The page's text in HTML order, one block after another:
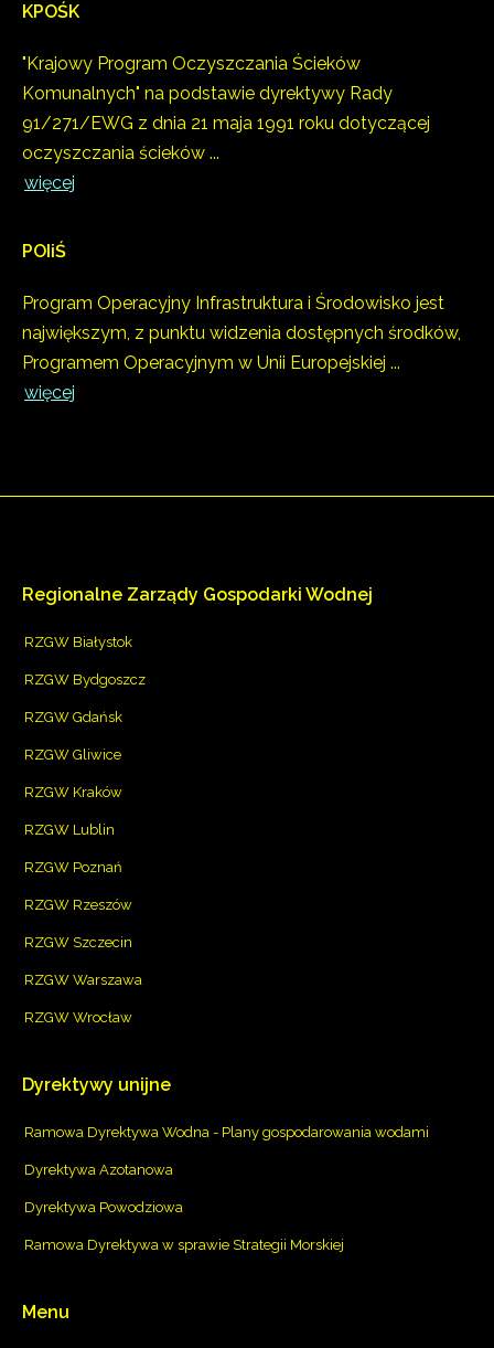
KPOŚK
"Krajowy Program Oczyszczania Ścieków
Komunalnych" na podstawie dyrektywy Rady
91/271/EWG z dnia 21 maja 1991 roku dotyczącej
oczyszczania ścieków ...
więcej
POIiŚ
Program Operacyjny Infrastruktura i Środowisko jest
największym, z punktu widzenia dostępnych środków,
Programem Operacyjnym w Unii Europejskiej ...
więcej
Regionalne Zarządy Gospodarki Wodnej
RZGW Białystok
RZGW Bydgoszcz
RZGW Gdańsk
RZGW Gliwice
RZGW Kraków
RZGW Lublin
RZGW Poznań
RZGW Rzeszów
RZGW Szczecin
RZGW Warszawa
RZGW Wrocław
Dyrektywy unijne
Ramowa Dyrektywa Wodna - Plany gospodarowania wodami
Dyrektywa Azotanowa
Dyrektywa Powodziowa
Ramowa Dyrektywa w sprawie Strategii Morskiej
Menu